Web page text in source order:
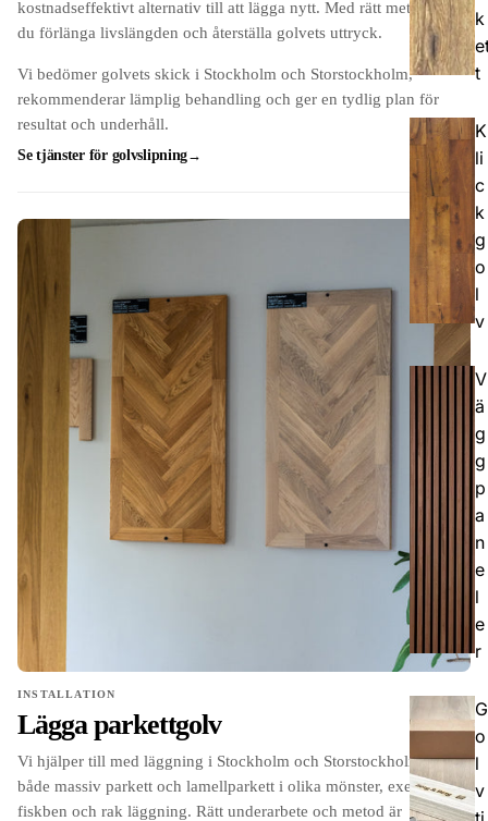
k
t
K
li
c
k
g
o
l
v
V
ä
g
g
p
a
n
e
l
e
r
G
o
l
v
kostnadseffektivt alternativ till att lägga nytt. Med rätt metod kan
du förlänga livslängden och återställa golvets uttryck.
Vi bedömer golvets skick i Stockholm och Storstockholm,
rekommenderar lämplig behandling och ger en tydlig plan för
resultat och underhåll.
Se tjänster för golvslipning
INSTALLATION
Lägga parkettgolv
Vi hjälper till med läggning i Stockholm och Storstockholm av
både massiv parkett och lamellparkett i olika mönster, exempelvis
fiskben och rak läggning. Rätt underarbete och metod är